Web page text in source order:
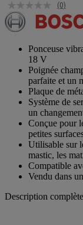
(0)
Ponceuse
18 V
Poignée
parfaite et un
Plaque de
Système de
un
Conçue pour
petites
Utilisable sur
mastic, les
Compatible
Vendu dans
Description complète